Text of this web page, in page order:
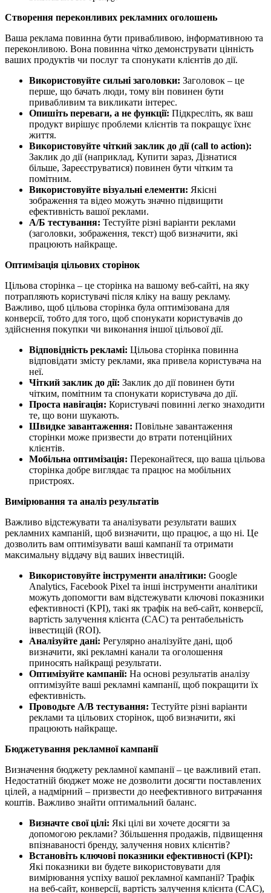
Створення переконливих рекламних оголошень
Ваша реклама повинна бути привабливою, інформативною та
переконливою. Вона повинна чітко демонструвати цінність
ваших продуктів чи послуг та спонукати клієнтів до дії.
Використовуйте сильні заголовки: Заголовок – це
перше, що бачать люди, тому він повинен бути
привабливим та викликати інтерес.
Опишіть переваги, а не функції: Підкресліть, як ваш
продукт вирішує проблеми клієнтів та покращує їхнє
життя.
Використовуйте чіткий заклик до дії (call to action):
Заклик до дії (наприклад, Купити зараз, Дізнатися
більше, Зареєструватися) повинен бути чітким та
помітним.
Використовуйте візуальні елементи: Якісні
зображення та відео можуть значно підвищити
ефективність вашої реклами.
А/Б тестування: Тестуйте різні варіанти реклами
(заголовки, зображення, текст) щоб визначити, які
працюють найкраще.
Оптимізація цільових сторінок
Цільова сторінка – це сторінка на вашому веб-сайті, на яку
потрапляють користувачі після кліку на вашу рекламу.
Важливо, щоб цільова сторінка була оптимізована для
конверсії, тобто для того, щоб спонукати користувачів до
здійснення покупки чи виконання іншої цільової дії.
Відповідність рекламі: Цільова сторінка повинна
відповідати змісту реклами, яка привела користувача на
неї.
Чіткий заклик до дії: Заклик до дії повинен бути
чітким, помітним та спонукати користувача до дії.
Проста навігація: Користувачі повинні легко знаходити
те, що вони шукають.
Швидке завантаження: Повільне завантаження
сторінки може призвести до втрати потенційних
клієнтів.
Мобільна оптимізація: Переконайтеся, що ваша цільова
сторінка добре виглядає та працює на мобільних
пристроях.
Вимірювання та аналіз результатів
Важливо відстежувати та аналізувати результати ваших
рекламних кампаній, щоб визначити, що працює, а що ні. Це
дозволить вам оптимізувати ваші кампанії та отримати
максимальну віддачу від ваших інвестицій.
Використовуйте інструменти аналітики: Google
Analytics, Facebook Pixel та інші інструменти аналітики
можуть допомогти вам відстежувати ключові показники
ефективності (KPI), такі як трафік на веб-сайт, конверсії,
вартість залучення клієнта (CAC) та рентабельність
інвестицій (ROI).
Аналізуйте дані: Регулярно аналізуйте дані, щоб
визначити, які рекламні канали та оголошення
приносять найкращі результати.
Оптимізуйте кампанії: На основі результатів аналізу
оптимізуйте ваші рекламні кампанії, щоб покращити їх
ефективність.
Проводьте A/B тестування: Тестуйте різні варіанти
реклами та цільових сторінок, щоб визначити, які
працюють найкраще.
Бюджетування рекламної кампанії
Визначення бюджету рекламної кампанії – це важливий етап.
Недостатній бюджет може не дозволити досягти поставлених
цілей, а надмірний – призвести до неефективного витрачання
коштів. Важливо знайти оптимальний баланс.
Визначте свої цілі: Які цілі ви хочете досягти за
допомогою реклами? Збільшення продажів, підвищення
впізнаваності бренду, залучення нових клієнтів?
Встановіть ключові показники ефективності (KPI):
Які показники ви будете використовувати для
вимірювання успіху вашої рекламної кампанії? Трафік
на веб-сайт, конверсії, вартість залучення клієнта (CAC),